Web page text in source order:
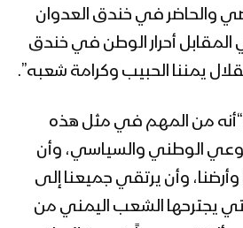
والحاضر في خندق العدوان
أحرار الوطن في خندق
يمننا الحبيب وكرامة شعبه”.
“أنه من المهم في مثل هذه
الوعي الوطني والسياسي، وأن
وأرضنا، وأن يرتقي جميعنا إلى
يجترحها الشعب اليمني من